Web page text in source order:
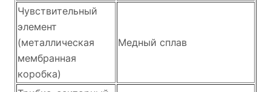
Чувствительный
элемент
(металлическая
мембранная
коробка)
Медный сплав